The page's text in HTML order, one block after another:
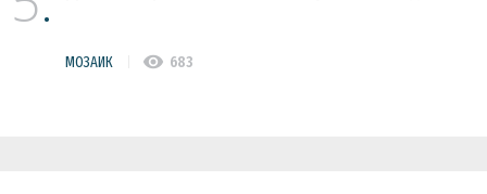
МОЗАИК visibility 683